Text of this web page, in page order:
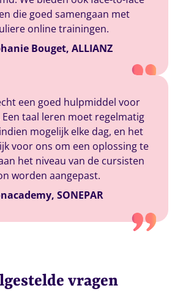
die goed samengaan met
online trainingen.
Bouget, ALLIANZ
een goed hulpmiddel voor
taal leren moet regelmatig
mogelijk elke dag, en het
voor ons om een oplossing te
het niveau van de cursisten
worden aangepast.
SONEPAR
vragen